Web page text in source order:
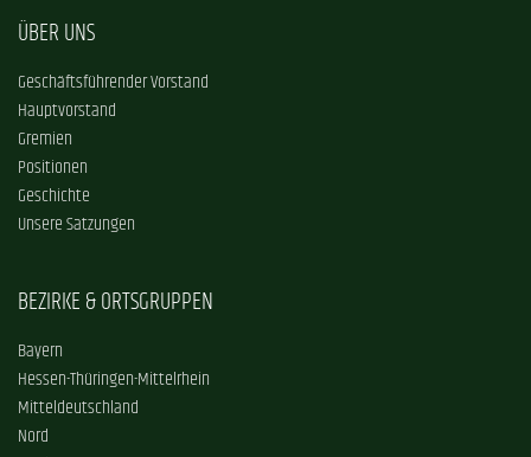
ÜBER UNS
Geschäftsführender Vorstand
Hauptvorstand
Gremien
Positionen
Geschichte
Unsere Satzungen
BEZIRKE & ORTSGRUPPEN
Bayern
Hessen-Thüringen-Mittelrhein
Mitteldeutschland
Nord